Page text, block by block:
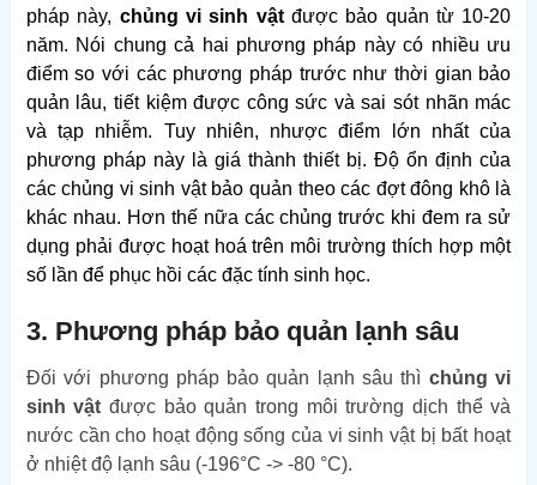
pháp này, chủng vi sinh vậtđược bảo quản từ 10-20
năm. Nói chung cả hai phương pháp này có nhiều ưu
điểm so với các phương pháp trước như thời gian bảo
quản lâu, tiết kiệm được công sức và sai sót nhãn mác
và tạp nhiễm. Tuy nhiên, nhược điểm lớn nhất của
phương pháp này là giá thành thiết bị. Độ ổn định của
các chủng vi sinh vật bảo quản theo các đợt đông khô là
khác nhau. Hơn thế nữa các chủng trước khi đem ra sử
dụng phải được hoạt hoá trên môi trường thích hợp một
số lần để phục hồi các đặc tính sinh học.
3. Phương pháp bảo quản lạnh sâu
Đối với phương pháp bảo quản lạnh sâu thì chủng vi
sinh vật được bảo quản trong môi trường dịch thể và
nước cần cho hoạt động sống của vi sinh vật bị bất hoạt
ở nhiệt độ lạnh sâu (-196°C -> -80 °C).